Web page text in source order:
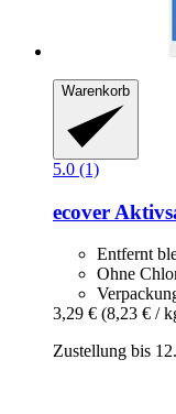
Warenkorb
5.0 (1)
ecover
Entfernt
Ohne
3,29 € (8,23 € /
Zustellung bis